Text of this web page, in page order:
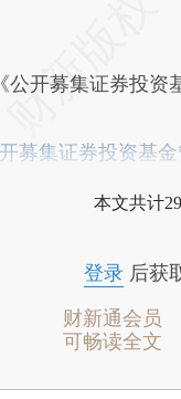
募集证券投资
开募集证券投资基
本文共计
登录后获
财新通会员
可畅读全文